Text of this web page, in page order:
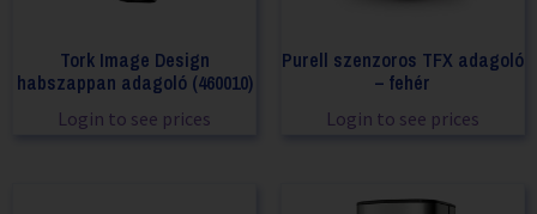
Tork Image Design
habszappan adagoló (460010)
Login to see prices
Purell szenzoros TFX adagoló
– fehér
Login to see prices